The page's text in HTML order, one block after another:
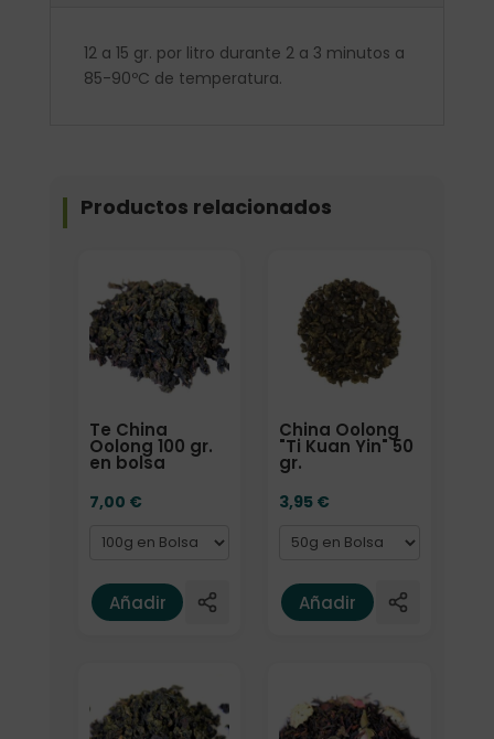
12 a 15 gr. por litro durante 2 a 3 minutos a
85-90ºC de temperatura.
Productos relacionados
Te China
Oolong 100 gr.
en bolsa
7,00 €
Añadir
China Oolong
"Ti Kuan Yin" 50
gr.
3,95 €
Formato
Añadir
Formato